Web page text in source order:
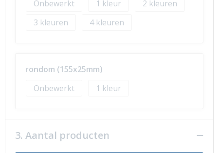
Onbewerkt
1
2
3
4
rondom (155x25mm)
Onbewerkt
1
3. Aantal producten